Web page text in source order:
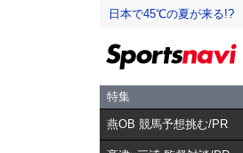
日本で45℃の夏が来る!?
特集
燕OB 競馬予想挑む/PR